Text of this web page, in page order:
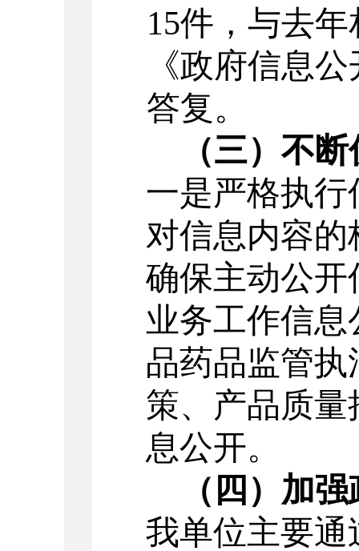
15件，与去年
《政府信息公
答复。
（三）不
一是严格执
对信息内容
确保主动公
业务工作信
品药品监管
策、产品质
息公开。
（四）加
我单位主要通